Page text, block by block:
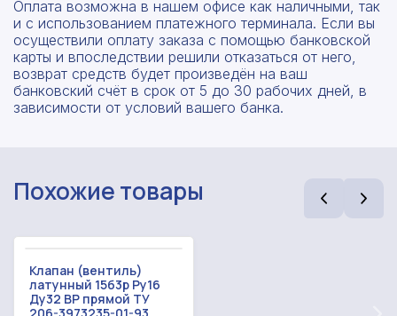
Оплата возможна в нашем офисе как наличными, так
и с использованием платежного терминала. Если вы
осуществили оплату заказа с помощью банковской
карты и впоследствии решили отказаться от него,
возврат средств будет произведён на ваш
банковский счёт в срок от 5 до 30 рабочих дней, в
зависимости от условий вашего банка.
Похожие товары
Клапан (вентиль)
латунный 15б3р Ру16
Ду32 ВР прямой ТУ
Рассчитать смету
Заполните форму ниже, чтобы получить
Оставьте номер
Предоставим бесплатную консультацию по
нашим товарам и актуальным ценам на
металлопрокат